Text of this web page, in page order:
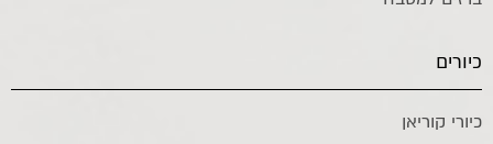
כיורים
כיורי קוריאן